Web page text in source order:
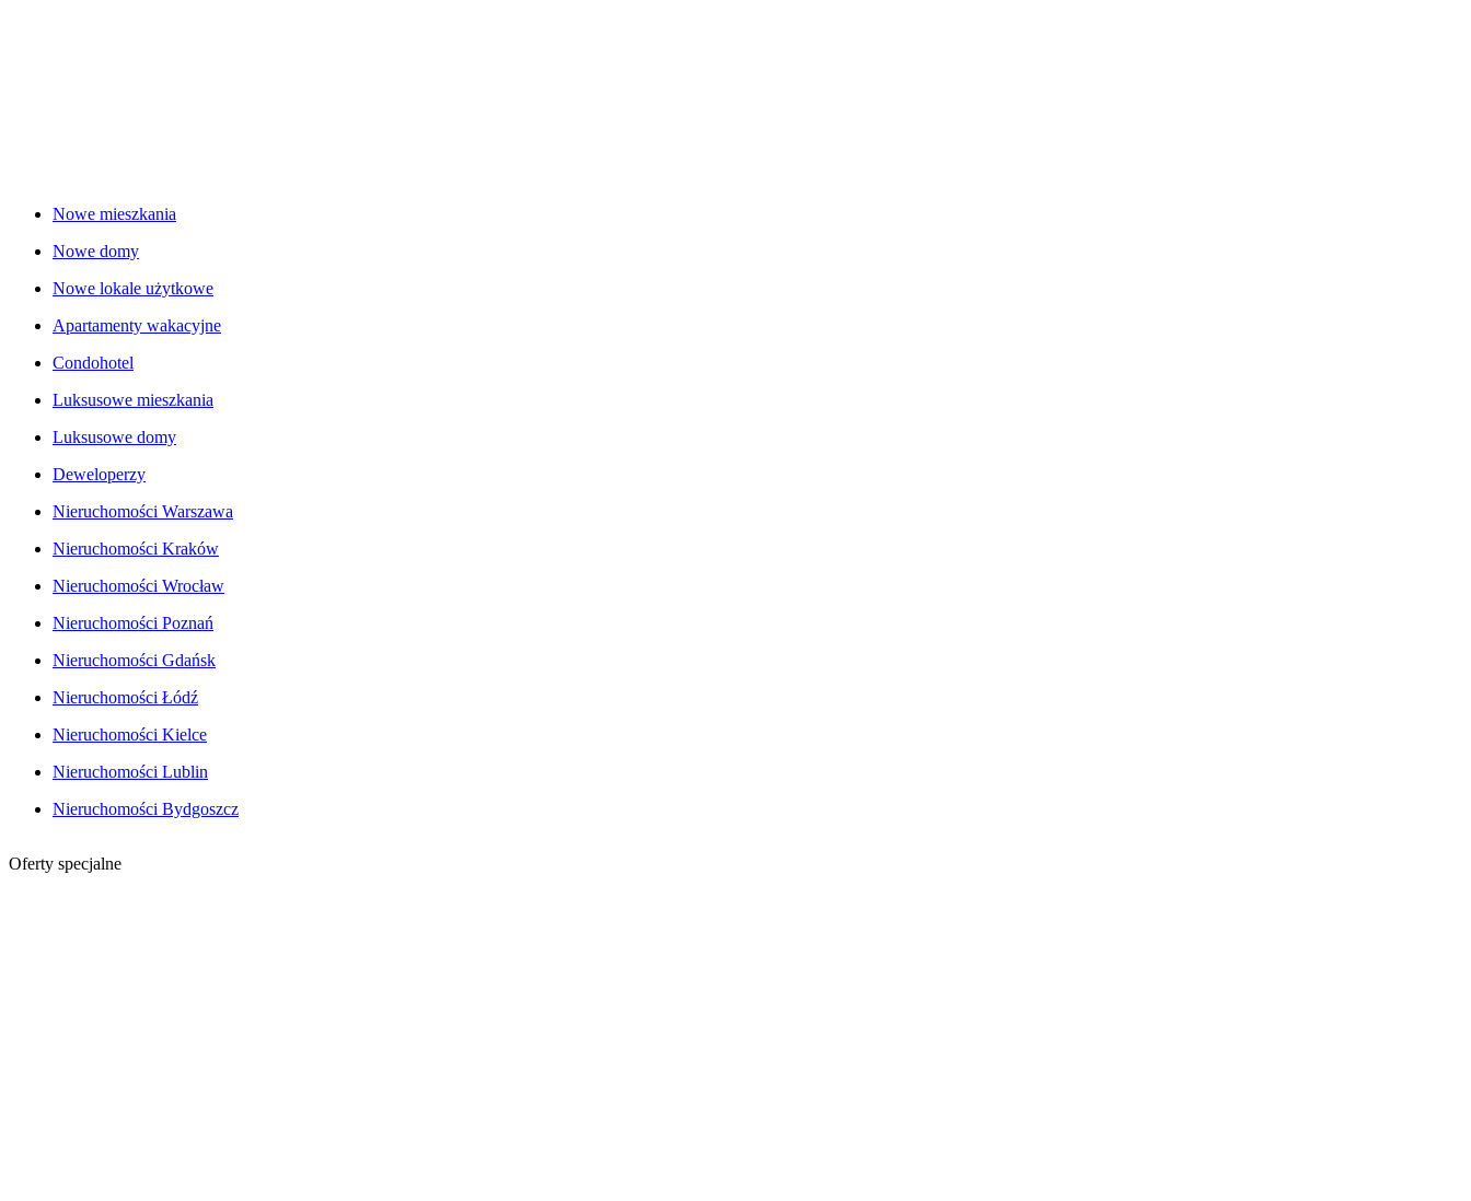
Nowe mieszkania
Nowe domy
Nowe lokale użytkowe
Apartamenty wakacyjne
Condohotel
Luksusowe mieszkania
Luksusowe domy
Deweloperzy
Nieruchomości Warszawa
Nieruchomości Kraków
Nieruchomości Wrocław
Nieruchomości Poznań
Nieruchomości Gdańsk
Nieruchomości Łódź
Nieruchomości Kielce
Nieruchomości Lublin
Nieruchomości Bydgoszcz
Oferty specjalne